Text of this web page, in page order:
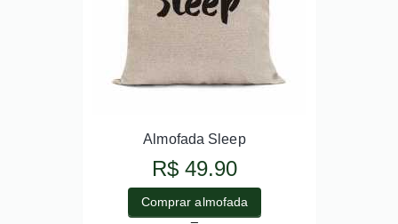
Almofada Sleep
R$ 49.90
Comprar almofada
_